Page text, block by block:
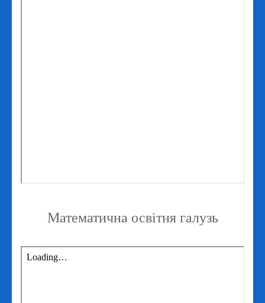
Математична освітня галузь